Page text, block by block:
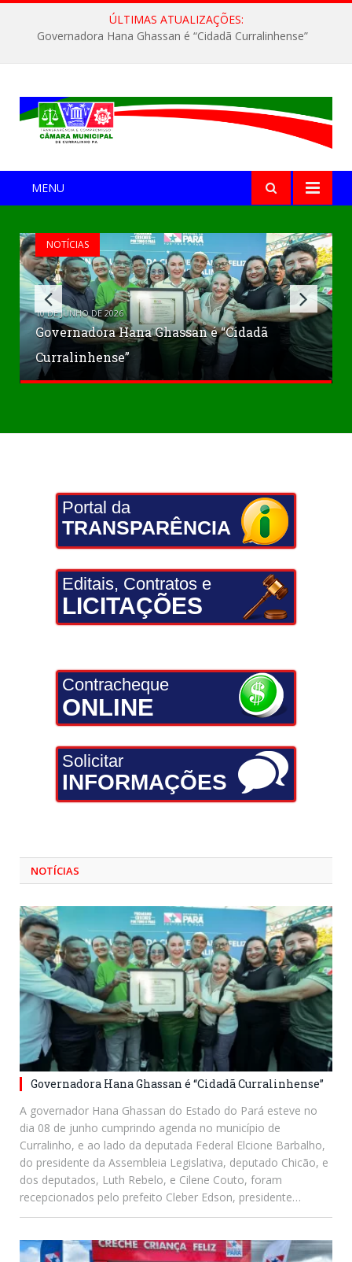
ÚLTIMAS ATUALIZAÇÕES:
Governadora Hana Ghassan é “Cidadã Curralinhense”
MENU
NOTÍCIAS
10 DE JUNHO DE 2026
Governadora Hana Ghassan é “Cidadã
Curralinhense”
Portal da
TRANSPARÊNCIA
Editais, Contratos e
LICITAÇÕES
Contracheque
ONLINE
Solicitar
INFORMAÇÕES
NOTÍCIAS
Governadora Hana Ghassan é “Cidadã Curralinhense”
A governador Hana Ghassan do Estado do Pará esteve no
dia 08 de junho cumprindo agenda no município de
Curralinho, e ao lado da deputada Federal Elcione Barbalho,
do presidente da Assembleia Legislativa, deputado Chicão, e
dos deputados, Luth Rebelo, e Cilene Couto, foram
recepcionados pelo prefeito Cleber Edson, presidente…